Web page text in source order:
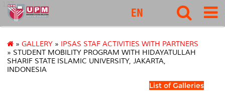
127
EN
» GALLERY » IPSAS STAF ACTIVITIES WITH PARTNERS
» STUDENT MOBILITY PROGRAM WITH HIDAYATULLAH
SHARIF STATE ISLAMIC UNIVERSITY, JAKARTA,
INDONESIA
List of Galleries